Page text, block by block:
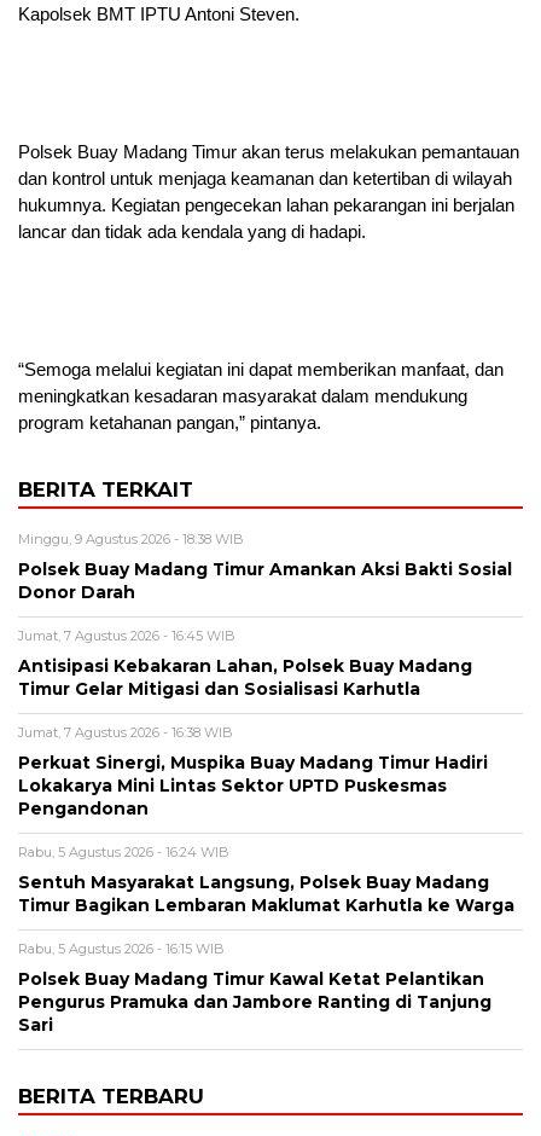
Kapolsek BMT IPTU Antoni Steven.
Polsek Buay Madang Timur akan terus melakukan pemantauan
dan kontrol untuk menjaga keamanan dan ketertiban di wilayah
hukumnya. Kegiatan pengecekan lahan pekarangan ini berjalan
lancar dan tidak ada kendala yang di hadapi.
“Semoga melalui kegiatan ini dapat memberikan manfaat, dan
meningkatkan kesadaran masyarakat dalam mendukung
program ketahanan pangan,” pintanya.
BERITA TERKAIT
Minggu, 9 Agustus 2026 - 18:38 WIB
Polsek Buay Madang Timur Amankan Aksi Bakti Sosial
Donor Darah
Jumat, 7 Agustus 2026 - 16:45 WIB
Antisipasi Kebakaran Lahan, Polsek Buay Madang
Timur Gelar Mitigasi dan Sosialisasi Karhutla
Jumat, 7 Agustus 2026 - 16:38 WIB
Perkuat Sinergi, Muspika Buay Madang Timur Hadiri
Lokakarya Mini Lintas Sektor UPTD Puskesmas
Pengandonan
Rabu, 5 Agustus 2026 - 16:24 WIB
Sentuh Masyarakat Langsung, Polsek Buay Madang
Timur Bagikan Lembaran Maklumat Karhutla ke Warga
Rabu, 5 Agustus 2026 - 16:15 WIB
Polsek Buay Madang Timur Kawal Ketat Pelantikan
Pengurus Pramuka dan Jambore Ranting di Tanjung
Sari
BERITA TERBARU